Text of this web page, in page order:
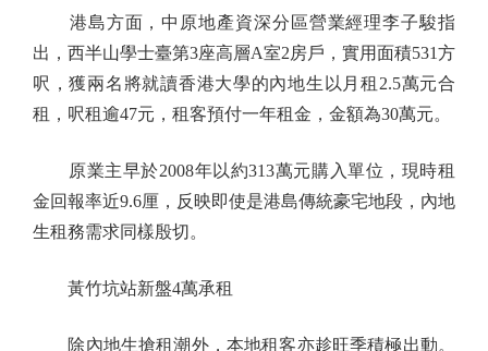
港島方面，中原地產資深分區營業經理李子駿指
出，西半山學士臺第3座高層A室2房戶，實用面積531方
呎，獲兩名將就讀香港大學的內地生以月租2.5萬元合
租，呎租逾47元，租客預付一年租金，金額為30萬元。
原業主早於2008年以約313萬元購入單位，現時租
金回報率近9.6厘，反映即使是港島傳統豪宅地段，內地
生租務需求同樣殷切。
黃竹坑站新盤4萬承租
除內地生搶租潮外，本地租客亦趁旺季積極出動。